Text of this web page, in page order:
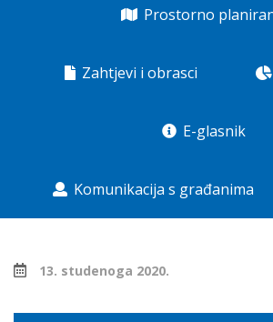
Prostorno
Zahtjevi i obrasci
E-glasnik
Komunikacija s građanima
13. studenoga 2020.